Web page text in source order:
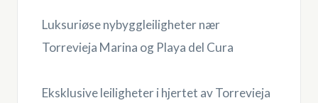
Luksuriøse nybyggleiligheter nær
Torrevieja Marina og Playa del Cura
Eksklusive leiligheter i hjertet av Torrevieja